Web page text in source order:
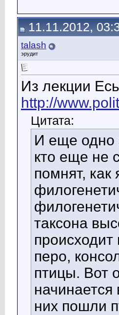
11.11.2012,
talash
эрудит
Из лекции
http://
Цитата:
И еще одно
кто еще не
помнят, как
таксона
происходит
перо,
птицы. Вот
начинается
них пошли